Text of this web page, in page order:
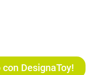
DesignaToy!